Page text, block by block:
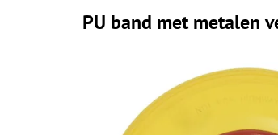
PU band met metalen